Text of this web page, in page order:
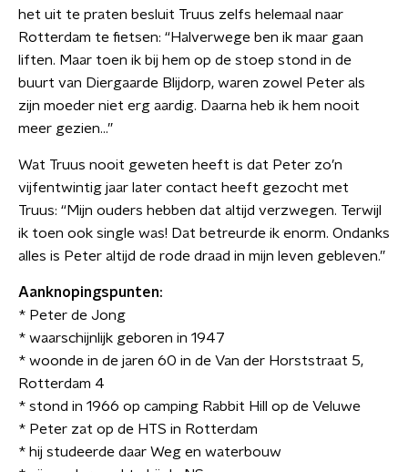
het uit te praten besluit Truus zelfs helemaal naar
Rotterdam te fietsen: “Halverwege ben ik maar gaan
liften. Maar toen ik bij hem op de stoep stond in de
buurt van Diergaarde Blijdorp, waren zowel Peter als
zijn moeder niet erg aardig. Daarna heb ik hem nooit
meer gezien...”
Wat Truus nooit geweten heeft is dat Peter zo’n
vijfentwintig jaar later contact heeft gezocht met
Truus: “Mijn ouders hebben dat altijd verzwegen. Terwijl
ik toen ook single was! Dat betreurde ik enorm. Ondanks
alles is Peter altijd de rode draad in mijn leven gebleven.”
Aanknopingspunten:
* Peter de Jong
* waarschijnlijk geboren in 1947
* woonde in de jaren 60 in de Van der Horststraat 5,
Rotterdam 4
* stond in 1966 op camping Rabbit Hill op de Veluwe
* Peter zat op de HTS in Rotterdam
* hij studeerde daar Weg en waterbouw